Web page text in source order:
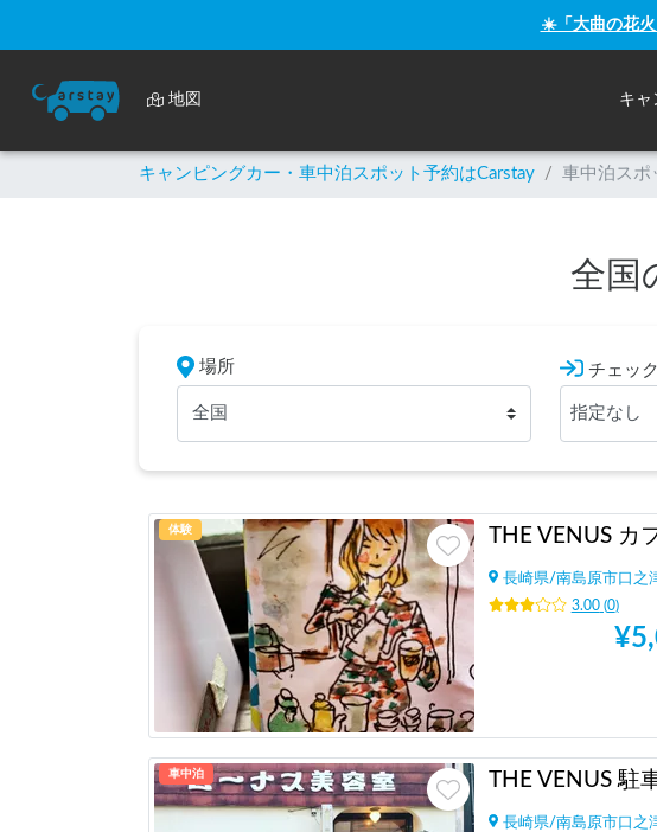
☀️「大曲の花火
地図 キャ
キャンピングカー・車中泊スポット予約はCarstay / 車中泊スポ
全国
場所
全国
チェッ
体験
長崎県/南島原市口之
3.00(0)
¥
車中泊 THE VENUS 駐
長崎県/南島原市口之